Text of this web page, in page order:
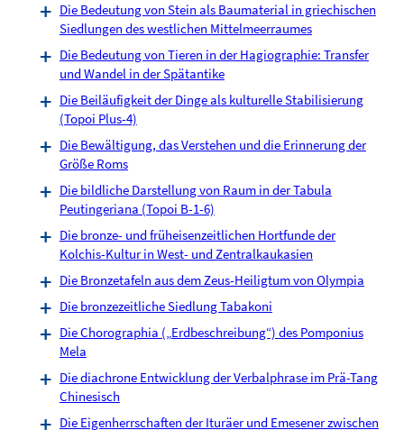
Die Bedeutung von Stein als Baumaterial in griechischen
Siedlungen des westlichen Mittelmeerraumes
Die Bedeutung von Tieren in der Hagiographie: Transfer
und Wandel in der Spätantike
Die Beiläufigkeit der Dinge als kulturelle Stabilisierung
(Topoi Plus-4)
Die Bewältigung, das Verstehen und die Erinnerung der
Größe Roms
Die bildliche Darstellung von Raum in der Tabula
Peutingeriana (Topoi B-1-6)
Die bronze- und früheisenzeitlichen Hortfunde der
Kolchis-Kultur in West- und Zentralkaukasien
Die Bronzetafeln aus dem Zeus-Heiligtum von Olympia
Die bronzezeitliche Siedlung Tabakoni
Die Chorographia („Erdbeschreibung“) des Pomponius
Mela
Die diachrone Entwicklung der Verbalphrase im Prä-Tang
Chinesisch
Die Eigenherrschaften der Ituräer und Emesener zwischen